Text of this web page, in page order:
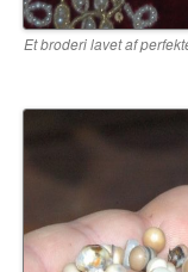
Et broderi lavet af